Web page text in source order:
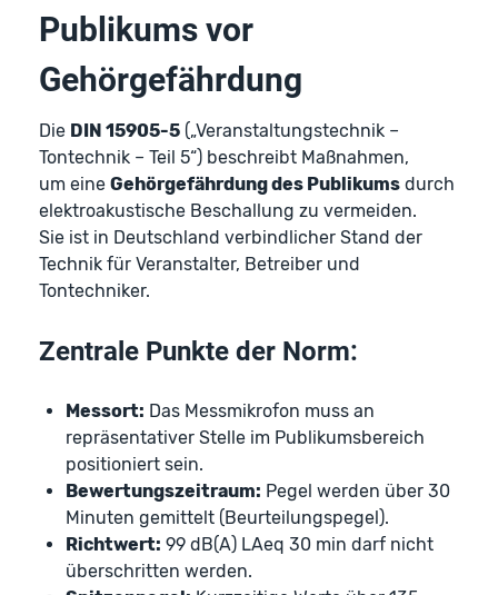
Publikums vor
Gehörgefährdung
Die DIN 15905-5 („Veranstaltungstechnik –
Tontechnik – Teil 5“) beschreibt Maßnahmen,
um eineGehörgefährdung des Publikums durch
elektroakustische Beschallung zu vermeiden.
Sie ist in Deutschland verbindlicher Stand der
Technik für Veranstalter, Betreiber und
Tontechniker.
Zentrale Punkte der Norm:
Messort: Das Messmikrofon muss an
repräsentativer Stelle im Publikumsbereich
positioniert sein.
Bewertungszeitraum: Pegel werden über 30
Minuten gemittelt (Beurteilungspegel).
Richtwert: 99 dB(A) LAeq 30 min darf nicht
überschritten werden.